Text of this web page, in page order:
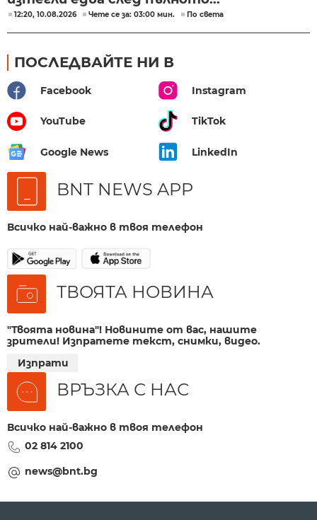
12:20, 10.08.2026 Чете се за: 03:00 мин. По света
ПОСЛЕДВАЙТЕ НИ В
Facebook Instagram
YouTube TikTok
Google News LinkedIn
BNT NEWS APP
Всичко най-важно в твоя телефон
ТВОЯТА НОВИНА
"Твоята новина"! Новините от вас, нашите
зрители! Изпратете текст, снимки, видео.
Изпрати
ВРЪЗКА С НАС
Всичко най-важно в твоя телефон
02 814 2100
news@bnt.bg